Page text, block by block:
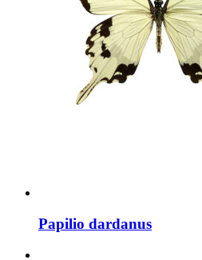
Papilio dardanus